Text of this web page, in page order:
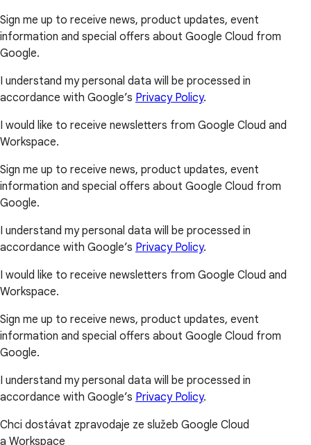
Sign me up to receive news, product updates, event
information and special offers about Google Cloud from
Google.
I understand my personal data will be processed in
accordance with Google’s Privacy Policy.
I would like to receive newsletters from Google Cloud and
Workspace.
Sign me up to receive news, product updates, event
information and special offers about Google Cloud from
Google.
I understand my personal data will be processed in
accordance with Google’s Privacy Policy.
I would like to receive newsletters from Google Cloud and
Workspace.
Sign me up to receive news, product updates, event
information and special offers about Google Cloud from
Google.
I understand my personal data will be processed in
accordance with Google’s Privacy Policy.
Chci dostávat zpravodaje ze služeb Google Cloud
a Workspace